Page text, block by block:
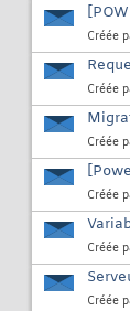
Créée
Créée
Créée
Créée
Créée
Créée